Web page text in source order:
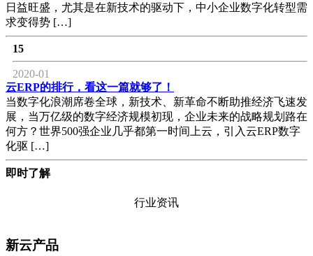
日益旺盛，尤其是在新技术的驱动下，中小企业数字化转型需
求变得势 […]
15
2020-01
云ERP的排行，看这一篇就够了！
当数字化浪潮席卷全球，新技术、新革命不断助推经济飞速发
展，当万亿级的数字经济规模初现，企业未来的战略规划路在
何方？世界500强企业几乎都第一时间上云，引入云ERP数字
化驱 […]
即时了解
行业资讯
新云产品